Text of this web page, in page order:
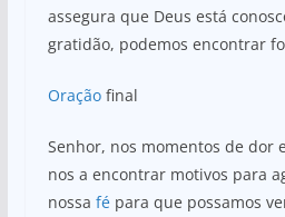
assegura que Deus está
gratidão, podemos encontrar
Oraçãofinal
Senhor, nos momentos de dor
nos a encontrar motivos para
nossa fépara que possamos